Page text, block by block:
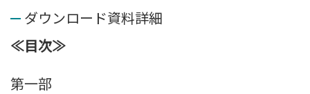
ダウンロード資料詳細
≪目次≫
第一部